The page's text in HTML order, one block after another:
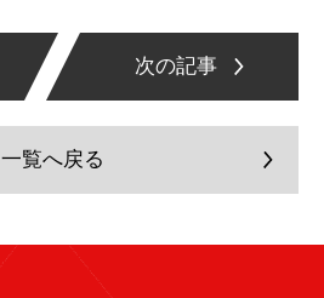
次の記事
一覧へ戻る